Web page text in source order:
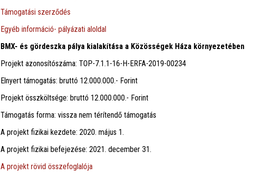
Támogatási szerződés
Egyéb információ- pályázati aloldal
BMX- és gördeszka pálya kialakítása a Közösségek Háza környezetében
Projekt azonosítószáma: TOP-7.1.1-16-H-ERFA-2019-00234
Elnyert támogatás: bruttó 12.000.000.- Forint
Projekt összköltsége: bruttó 12.000.000.- Forint
Támogatás forma: vissza nem térítendő támogatás
A projekt fizikai kezdete: 2020. május 1.
A projekt fizikai befejezése: 2021. december 31.
A projekt rövid összefoglalója